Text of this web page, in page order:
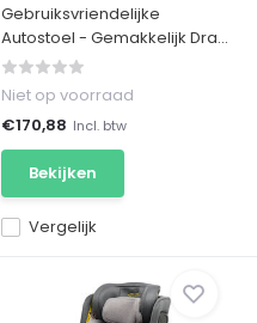
Gebruiksvriendelijke
Autostoel - Gemakkelijk Dra...
Vergelijk
Niet op voorraad
€170,88 Incl. btw
Bekijken